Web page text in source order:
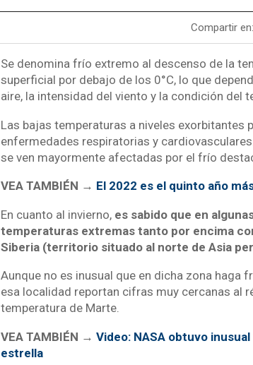
Compartir en:
Se denomina frío extremo al descenso de la
superficial por debajo de los 0°C, lo que
aire, la intensidad del viento y la condición del
Las bajas temperaturas a niveles exorbitantes
enfermedades respiratorias y
se ven mayormente afectadas por el frío
VEA TAMBIÉN → El 2022 es el quinto año
En cuanto al invierno,es sabido que en
temperaturas extremas tanto por encima
Siberia (territorio situado al norte de Asia
Aunque no es inusual que en dicha zona
esa localidad reportan cifras muy cercanas al
temperatura de Marte.
VEA TAMBIÉN → Video: NASA obtuvo
estrella